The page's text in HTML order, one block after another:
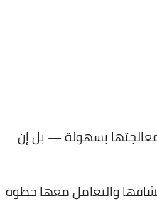
بسهولة — بل إن
والتعامل معها خطوة